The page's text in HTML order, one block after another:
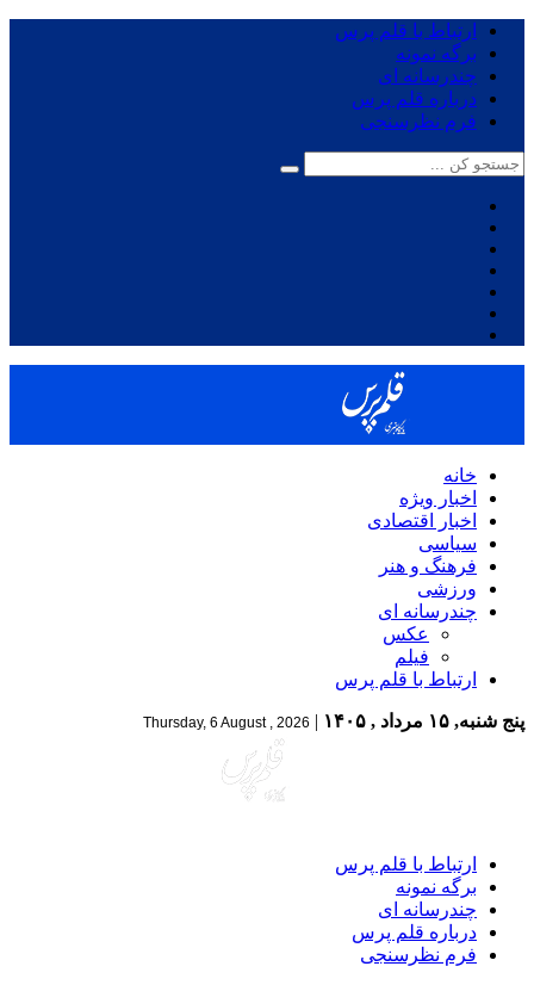
ارتباط با قلم پرس
برگه نمونه
چندرسانه ای
درباره قلم پرس
فرم نظرسنجی
خانه
اخبار ویژه
اخبار اقتصادی
سیاسی
فرهنگ و هنر
ورزشی
چندرسانه ای
عکس
فیلم
ارتباط با قلم پرس
پنج شنبه, ۱۵ مرداد , ۱۴۰۵ |
Thursday, 6 August , 2026
ارتباط با قلم پرس
برگه نمونه
چندرسانه ای
درباره قلم پرس
فرم نظرسنجی